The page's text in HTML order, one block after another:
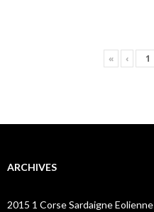
« ‹
ARCHIVES
2015 1 Corse Sardaigne